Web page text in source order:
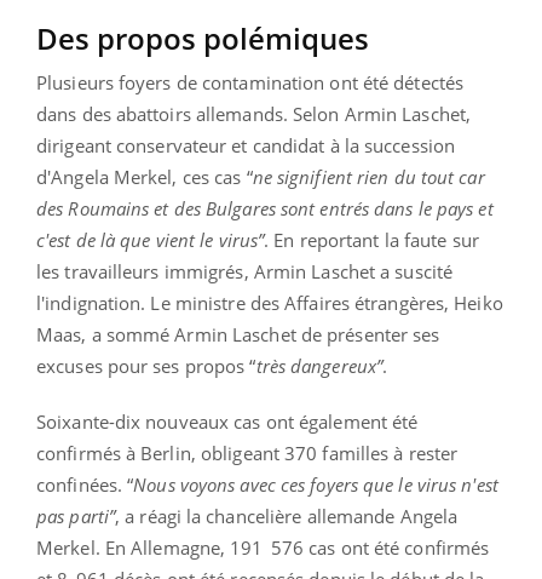
Des propos polémiques
Plusieurs foyers de contamination ont été détectés
dans des abattoirs allemands. Selon Armin Laschet,
dirigeant conservateur et candidat à la succession
d'Angela Merkel, ces cas “ne signifient rien du tout car
des Roumains et des Bulgares sont entrés dans le pays et
c'est de là que vient le virus”. En reportant la faute sur
les travailleurs immigrés, Armin Laschet a suscité
l'indignation. Le ministre des Affaires étrangères, Heiko
Maas, a sommé Armin Laschet de présenter ses
excuses pour ses propos “très dangereux”.
Soixante-dix nouveaux cas ont également été
confirmés à Berlin, obligeant 370 familles à rester
confinées. “Nous voyons avec ces foyers que le virus n'est
pas parti”, a réagi la chancelière allemande Angela
Merkel. En Allemagne, 191 576 cas ont été confirmés